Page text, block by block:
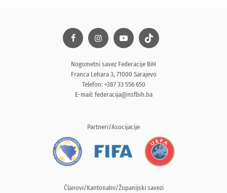
Nogometni savez Federacije BiH
Franca Lehara 3, 71000 Sarajevo
Telefon: +387 33 556 650
E-mail: federacija@nsfbih.ba
Partneri/Asocijacije
Članovi/Kantonalni/Županijski savezi